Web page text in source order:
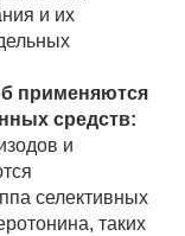
и их
применяются
средств:
и
селективных
таких